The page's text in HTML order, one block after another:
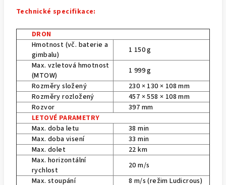
Technické specifikace:
DRON
Hmotnost (vč. baterie a
gimbalu)
1 150 g
Max. vzletová hmotnost
(MTOW)
1 999 g
Rozměry složený
230 × 130 × 108 mm
Rozměry rozložený
457 × 558 × 108 mm
Rozvor
397 mm
LETOVÉ PARAMETRY
Max. doba letu
38 min
Max. doba visení
33 min
Max. dolet
22 km
Max. horizontální
rychlost
20 m/s
Max. stoupání
8 m/s (režim Ludicrous)